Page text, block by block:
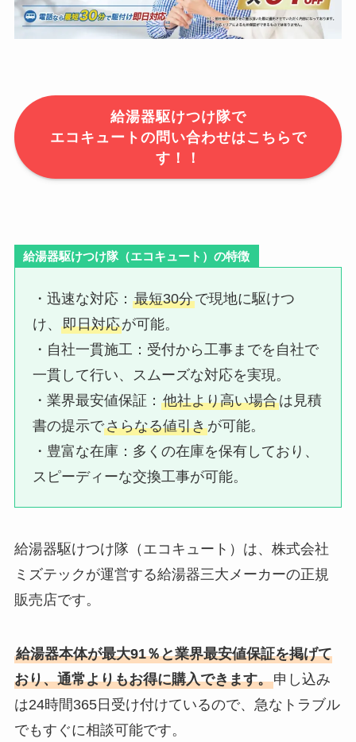
給湯器駆けつけ隊で
エコキュートの問い合わせはこちらで
す！！
給湯器駆けつけ隊（エコキュート）の特徴
・迅速な対応：​最短30分で現地に駆けつ
け、即日対応が可能。
・自社一貫施工：​受付から工事までを自社で
一貫して行い、スムーズな対応を実現。
・業界最安値保証：​他社より高い場合は見積
書の提示でさらなる値引きが可能。
・豊富な在庫：​多くの在庫を保有しており、
スピーディーな交換工事が可能。
給湯器駆けつけ隊（エコキュート）は、株式会社
ミズテックが運営する給湯器三大メーカーの正規
販売店です。
給湯器本体が最大91％と業界最安値保証を掲げて
おり、通常よりもお得に購入できます。申し込み
は24時間365日受け付けているので、急なトラブル
でもすぐに相談可能です。